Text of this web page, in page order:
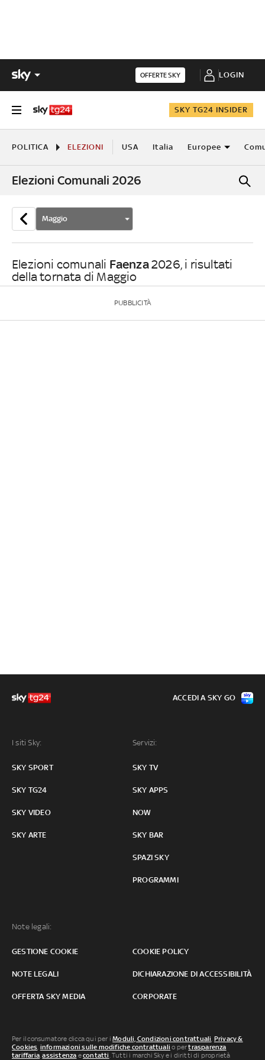
OFFERTE SKY LOGIN
SKY TG24 INSIDER
POLITICA ELEZIONI USA Italia Europee
Elezioni Comunali 2026
Maggio
Elezioni comunali Faenza2026, i risultati
della tornata di Maggio
PUBBLICITÀ
I siti Sky:
SKY SPORT
SKY TG24
SKY VIDEO
SKY ARTE
Servizi:
SKY TV
SKY APPS
NOW
SKY BAR
SPAZI SKY
PROGRAMMI
Note legali:
GESTIONE COOKIE COOKIE POLICY
NOTE LEGALI DICHIARAZIONE DI ACCESSIBILITÀ
OFFERTA SKY MEDIA CORPORATE
ACCEDI A SKY GO
Per il consumatore clicca qui per iModuli, Condizioni contrattuali, Privacy &
Cookies, informazioni sulle modifiche contrattuali o pertrasparenza
tariffaria,assistenza econtatti. Tutti i marchi Sky e i diritti di proprietà